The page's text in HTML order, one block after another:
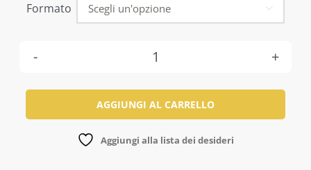
Formato 
Salsiccia
Secca
Stagionata
di
AGGIUNGI AL CARRELLO
Aggiungi alla lista dei desideri